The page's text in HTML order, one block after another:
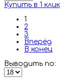
Купить в 1 клик
1
2
3
Вперёд
В конец
Выводить по: